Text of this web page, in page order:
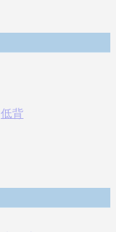
低背